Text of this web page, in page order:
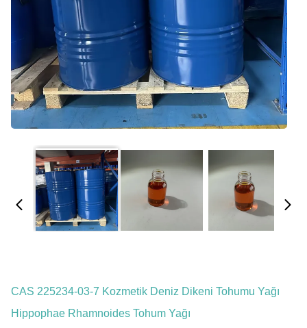
CAS 225234-03-7 Kozmetik Deniz Dikeni Tohumu Yağı
Hippophae Rhamnoides Tohum Yağı